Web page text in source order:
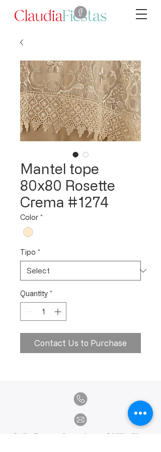
Mantel tope
80x80 Rosette
Crema #1274
Color *
Tipo *
Quantity *
Contact Us to Purchase
Calle Ramon Asensio no. 3 Villa Olga